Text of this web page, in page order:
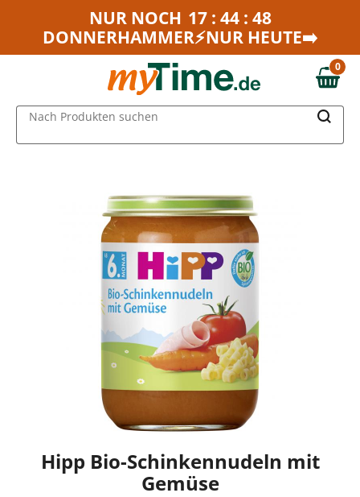
Zum Hauptinhalt springen
Zur Navigation springen
NUR NOCH 17 : 44 : 48
DONNERHAMMER⚡NUR HEUTE➡️
0,00 €
0
Nach Produkten suchen
Hipp Bio-Schinkennudeln mit
Gemüse